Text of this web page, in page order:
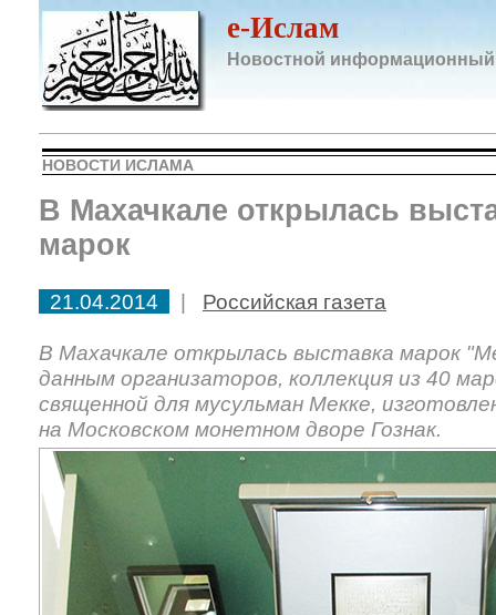
e-Ислам
Новостной информационный
НОВОСТИ ИСЛАМА
В Махачкале открылась
марок
21.04.2014 | Российская газета
В Махачкале открылась выставка марок
данным организаторов, коллекция из 40
священной для мусульман Мекке,
на Московском монетном дворе Гознак.